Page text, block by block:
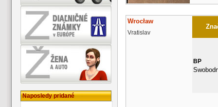
Naposledy pridané
Wrocław
Vratislav
BP